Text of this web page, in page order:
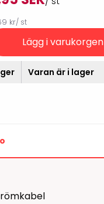
kr/ st
Lägg i varukorgen
Varan är i lager